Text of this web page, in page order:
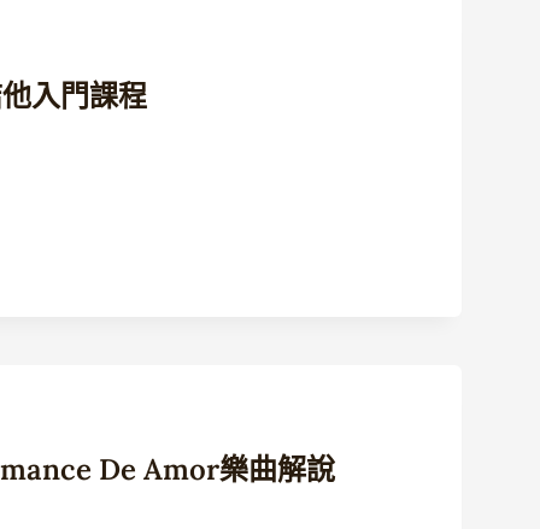
入門課程
De Amor樂曲解說